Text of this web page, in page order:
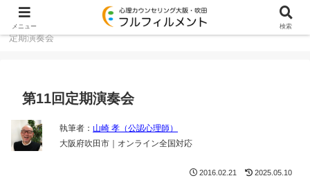
大阪・吹田のカウンセリング TOP 日々雑感
第11回
定期演奏会
第11回定期演奏会
執筆者： 山崎 孝（公認心理師）
大阪府吹田市｜オンライン全国対応
2016.02.21 2025.05.10
メニュー 検索